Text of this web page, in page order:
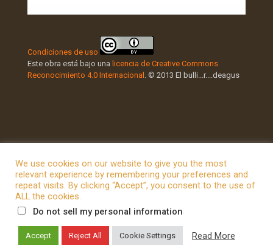
Condiciones de uso
Este obra está bajo una licencia de Creative Commons
Reconocimiento 4.0 Internacional
. © 2013 El bulli...r....deagus
© 2026 Betheme by Muffin group
We use cookies on our website to give you the most
relevant experience by remembering your preferences and
repeat visits. By clicking “Accept”, you consent to the use of
ALL the cookies.
Do not sell my personal information.
Accept Reject All Cookie Settings Read More